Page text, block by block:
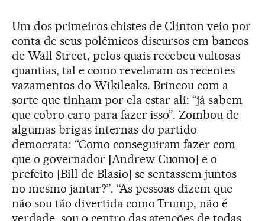
Um dos primeiros chistes de Clinton veio por
conta de seus polêmicos discursos em bancos
de Wall Street, pelos quais recebeu vultosas
quantias, tal e como revelaram os recentes
vazamentos do Wikileaks. Brincou com a
sorte que tinham por ela estar ali: “já sabem
que cobro caro para fazer isso”. Zombou de
algumas brigas internas do partido
democrata: “Como conseguiram fazer com
que o governador [Andrew Cuomo] e o
prefeito [Bill de Blasio] se sentassem juntos
no mesmo jantar?”. “As pessoas dizem que
não sou tão divertida como Trump, não é
verdade, sou o centro das atenções de todas